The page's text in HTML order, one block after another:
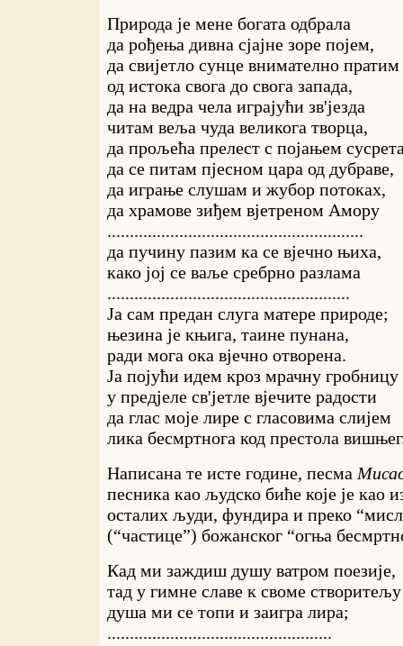
Природа је мене богата одбрала
да рођења дивна сјајне зоре појем,
да свијетло сунце внимателно пратим
од истока свога до свога запада,
да на ведра чела играјући зв'језда
читам веља чуда великога творца,
да прољећа прелест с појањем
да се питам пјесном цара од дубраве,
да играње слушам и жубор потоках,
да храмове зиђем вјетреном Амору
.........................................................
да пучину пазим ка се вјечно њиха,
како јој се ваље сребрно разлама
......................................................
Ја сам предан слуга матере природе;
њезина је књига, таине пунана,
ради мога ока вјечно отворена.
Ја појући идем кроз мрачну гробницу
у предјеле св'јетле вјечите радости
да глас моје лире с гласовима слијем
лика бесмртнога код престола
Написана те исте године, песма
песника као људско биће које је као
осталих људи, фундира и преко
(“частице”) божанског “огња
Кад ми заждиш душу ватром поезије,
тад у гимне славе к своме створитељу
душа ми се топи и заигра лира;
..................................................